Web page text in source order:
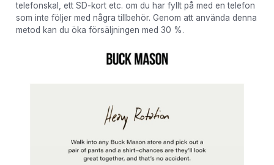
telefonskal, ett SD-kort etc. om du har fyllt på med en telefon
som inte följer med några tillbehör. Genom att använda denna
metod kan du öka försäljningen med 30 %.